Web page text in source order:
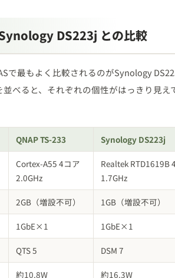
DS223j との比較
で最もよく比較されるのがSynology
並べると、それぞれの個性がはっきり見え
QNAP TS-233 Synology DS223j
Cortex-A55 4コア
2.0GHz
Realtek RTD1619B
1.7GHz
2GB（増設不可） 1GB（増設不可）
1GbE×1 1GbE×1
QTS 5 DSM 7
約10.8W 約16.3W